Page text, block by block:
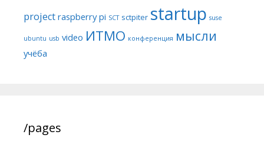
project raspberry pi SCT sctpiter startup suse
ubuntu usb video ИТМО конференция мысли
учёба
/pages